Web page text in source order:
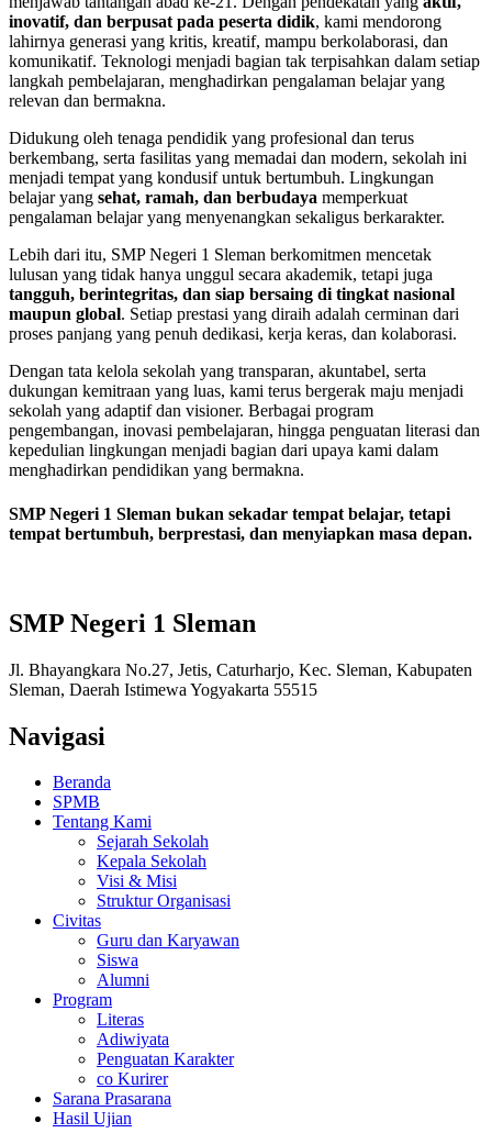
inovatif, dan berpusat pada peserta didik, kami mendorong
lahirnya generasi yang kritis, kreatif, mampu berkolaborasi, dan
komunikatif. Teknologi menjadi bagian tak terpisahkan dalam setiap
langkah pembelajaran, menghadirkan pengalaman belajar yang
relevan dan bermakna.
Didukung oleh tenaga pendidik yang profesional dan terus
berkembang, serta fasilitas yang memadai dan modern, sekolah ini
menjadi tempat yang kondusif untuk bertumbuh. Lingkungan
belajar yang sehat, ramah, dan berbudaya memperkuat
pengalaman belajar yang menyenangkan sekaligus berkarakter.
Lebih dari itu, SMP Negeri 1 Sleman berkomitmen mencetak
lulusan yang tidak hanya unggul secara akademik, tetapi juga
tangguh, berintegritas, dan siap bersaing di tingkat nasional
maupun global. Setiap prestasi yang diraih adalah cerminan dari
proses panjang yang penuh dedikasi, kerja keras, dan kolaborasi.
Dengan tata kelola sekolah yang transparan, akuntabel, serta
dukungan kemitraan yang luas, kami terus bergerak maju menjadi
sekolah yang adaptif dan visioner. Berbagai program
pengembangan, inovasi pembelajaran, hingga penguatan literasi dan
kepedulian lingkungan menjadi bagian dari upaya kami dalam
menghadirkan pendidikan yang bermakna.
SMP Negeri 1 Sleman bukan sekadar tempat belajar, tetapi
tempat bertumbuh, berprestasi, dan menyiapkan masa depan.
SMP Negeri 1 Sleman
Jl. Bhayangkara No.27, Jetis, Caturharjo, Kec. Sleman, Kabupaten
Sleman, Daerah Istimewa Yogyakarta 55515
Navigasi
Beranda
SPMB
Tentang Kami
Sejarah Sekolah
Kepala Sekolah
Visi & Misi
Struktur Organisasi
Civitas
Guru dan Karyawan
Siswa
Alumni
Program
Literas
Adiwiyata
Penguatan Karakter
co Kurirer
Sarana Prasarana
Hasil Ujian